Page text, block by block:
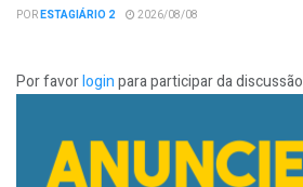
PORESTAGIÁRIO 2 2026/08/08
Por favorloginpara participar da discussão